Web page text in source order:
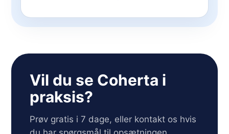
Vil du se Coherta i
praksis?
Prøv gratis i 7 dage, eller kontakt os hvis